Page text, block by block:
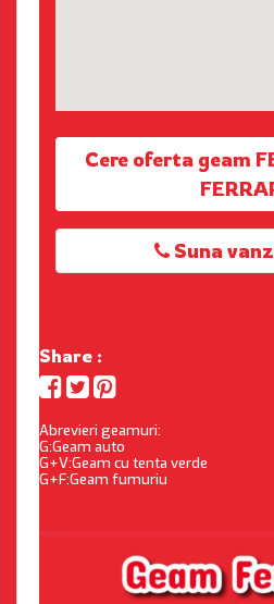
Cere oferta geam
Suna
Share :
Abrevieri geamuri:
G:Geam auto
G+V:Geam cu tenta verde
G+F:Geam fumuriu